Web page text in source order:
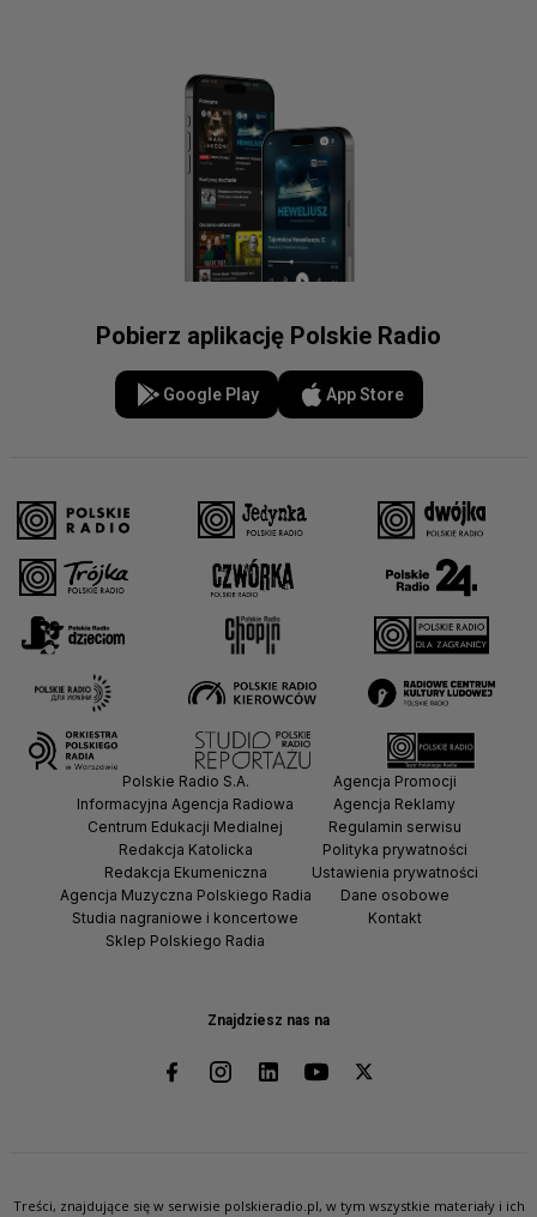
Pobierz aplikację Polskie Radio
Google Play App Store
Znajdziesz nas na
Polskie Radio S.A.
Informacyjna Agencja Radiowa
Centrum Edukacji Medialnej
Redakcja Katolicka
Redakcja Ekumeniczna
Agencja Muzyczna Polskiego Radia
Studia nagraniowe i koncertowe
Sklep Polskiego Radia
Agencja Promocji
Agencja Reklamy
Regulamin serwisu
Polityka prywatności
Ustawienia prywatności
Dane osobowe
Kontakt
Treści, znajdujące się w serwisie polskieradio.pl, w tym wszystkie materiały i ich